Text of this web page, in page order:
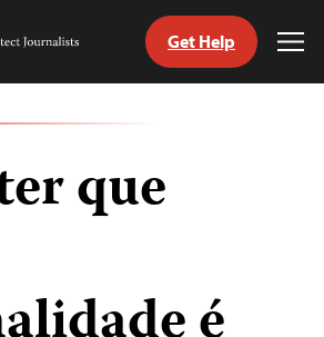
Get Help
que